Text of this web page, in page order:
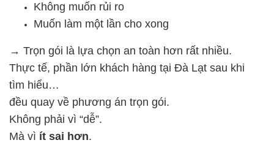
Không muốn rủi ro
Muốn làm một lần cho xong
→ Trọn gói là lựa chọn an toàn hơn rất nhiều.
Thực tế, phần lớn khách hàng tại Đà Lạt sau khi
tìm hiểu…
đều quay về phương án trọn gói.
Không phải vì “dễ”.
Mà vì ít sai hơn.